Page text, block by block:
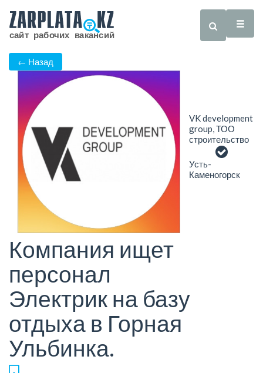
← Назад
VK development
group, ТОО
строительство
Усть-
Каменогорск
Компания ищет
персонал
Электрик на базу
отдыха в Горная
Ульбинка.